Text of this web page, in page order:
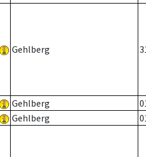
Gehlberg
Gehlberg
Gehlberg